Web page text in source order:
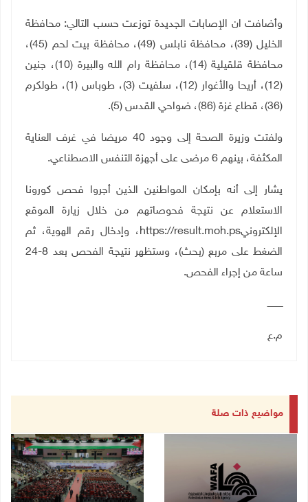
وأضافت ان الإصابات الجديدة توزعت حسب التالي: محافظة
الخليل (39)، محافظة نابلس (49)، محافظة بيت لحم (45)،
محافظة قلقيلية (14)، محافظة رام الله والبيرة (10)، جنين
(12)، أريحا والأغوار (12)، سلفيت (3)، طوباس (1)، طولكرم
(36)، قطاع غزة (86)، ضواحي القدس (5).
ولفتت وزيرة الصحة إلى وجود 40 مريضا في غرف العناية
المكثفة، بينهم 6 مرضى على أجهزة التنفس الاصطناعي
.
يشار إلى أنه بإمكان المواطنين الذين أجروا فحص كورونا
الاستعلام عن نتيجة فحوصاتهم من خلال زيارة الموقع
الإلكترونيhttps://result.moh.ps ، وإدخال رقم الهوية، ثم
الضغط على مربع (بحث)، وستظهر نتيجة الفحص بعد 8-24
ساعة من إجراء الفحص.
ـــــــــــ
م.ع
مواضيع ذات صلة